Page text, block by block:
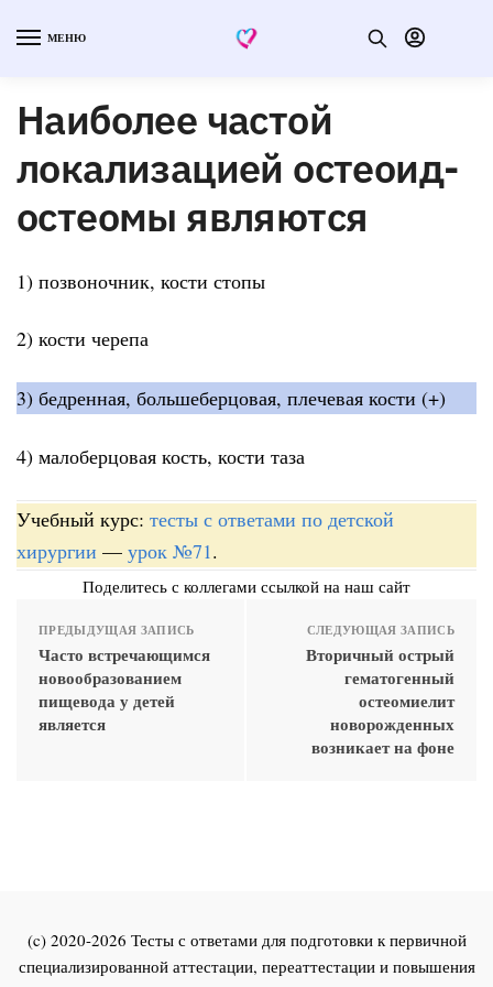
МЕНЮ
Наиболее частой
локализацией остеоид-
остеомы являются
1) позвоночник, кости стопы
2) кости черепа
3) бедренная, большеберцовая, плечевая кости (+)
4) малоберцовая кость, кости таза
Учебный курс: тесты с ответами по детской
хирургии — урок №71.
Поделитесь с коллегами ссылкой на наш сайт
ПРЕДЫДУЩАЯ ЗАПИСЬ
Часто встречающимся
новообразованием
пищевода у детей
является
СЛЕДУЮЩАЯ ЗАПИСЬ
Вторичный острый
гематогенный
остеомиелит
новорожденных
возникает на фоне
(c) 2020-2026 Тесты с ответами для подготовки к первичной
специализированной аттестации, переаттестации и повышения